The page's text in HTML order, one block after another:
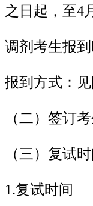
之日起，至4
调剂考生报
报到方式：
（二）签订
（三）复试
1.复试时间